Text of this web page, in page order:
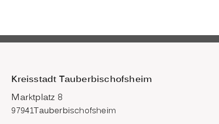
Kreisstadt Tauberbischofsheim
Marktplatz 8
97941Tauberbischofsheim